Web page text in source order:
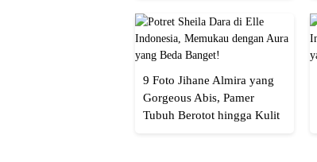
9 Foto Jihane Almira yang
Gorgeous Abis, Pamer
Tubuh Berotot hingga Kulit